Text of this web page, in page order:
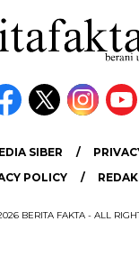
SIBER
POLICY
BERITA FAKTA - ALL